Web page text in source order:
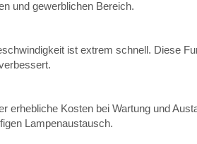
und gewerblichen Bereich.
ist extrem schnell. Diese
Kosten bei Wartung und
Lampenaustausch.